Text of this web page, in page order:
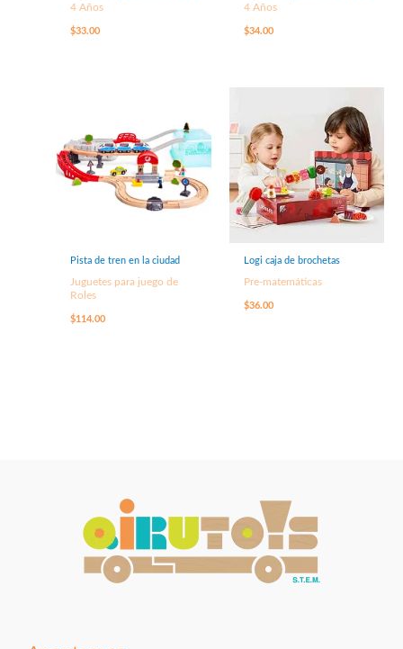
4 Años
$33.00
4 Años
$34.00
Pista de tren en la ciudad
Juguetes para juego de
Roles
$114.00
Logi caja de brochetas
Pre-matemáticas
$36.00